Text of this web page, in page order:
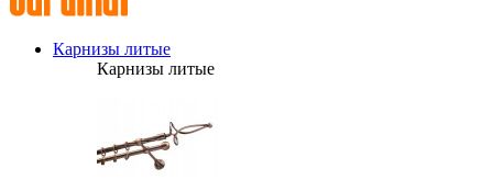
Карнизы литые
Карнизы литые